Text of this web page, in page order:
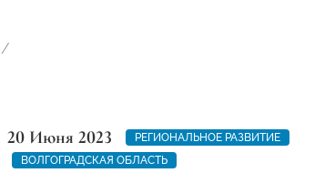
20 Июня 2023
РЕГИОНАЛЬНОЕ РАЗВИТИЕ
ВОЛГОГРАДСКАЯ ОБЛАСТЬ